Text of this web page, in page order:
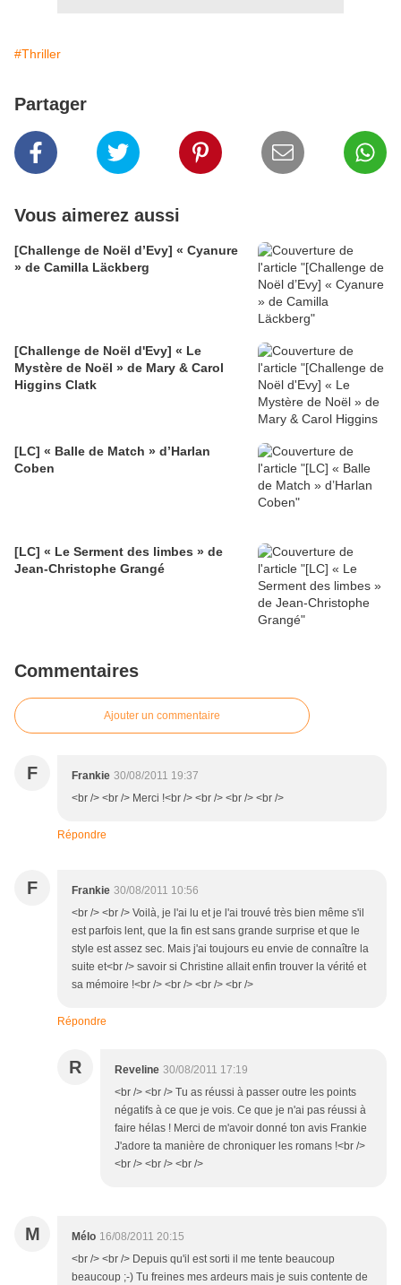
#Thriller
Partager
Vous aimerez aussi
[Challenge de Noël d’Evy] « Cyanure
» de Camilla Läckberg
[Challenge de Noël d'Evy] « Le
Mystère de Noël » de Mary & Carol
Higgins Clatk
[LC] « Balle de Match » d’Harlan
Coben
[LC] « Le Serment des limbes » de
Jean-Christophe Grangé
Commentaires
Ajouter un commentaire
F Frankie 30/08/2011 19:37
<br /> <br /> Merci !<br /> <br /> <br /> <br />
Répondre
F Frankie 30/08/2011 10:56
<br /> <br /> Voilà, je l'ai lu et je l'ai trouvé très bien même s'il
est parfois lent, que la fin est sans grande surprise et que le
style est assez sec. Mais j'ai toujours eu envie de connaître la
suite et<br /> savoir si Christine allait enfin trouver la vérité et
sa mémoire !<br /> <br /> <br /> <br />
Répondre
R Reveline 30/08/2011 17:19
<br /> <br /> Tu as réussi à passer outre les points
négatifs à ce que je vois. Ce que je n'ai pas réussi à
faire hélas ! Merci de m'avoir donné ton avis Frankie
J'adore ta manière de chroniquer les romans !<br />
<br /> <br /> <br />
M Mélo 16/08/2011 20:15
<br /> <br /> Depuis qu'il est sorti il me tente beaucoup
beaucoup ;-) Tu freines mes ardeurs mais je suis contente de